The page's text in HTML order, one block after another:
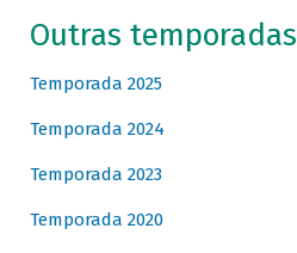
Outras temporadas
Temporada 2025
Temporada 2024
Temporada 2023
Temporada 2020